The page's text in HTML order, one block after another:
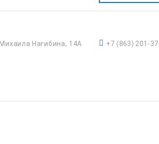
Нагибина, 14А +7 (863) 201-